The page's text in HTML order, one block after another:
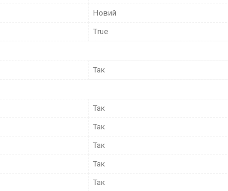
Новий
True
Так
Так
Так
Так
Так
Так